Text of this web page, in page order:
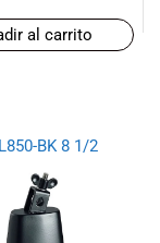
al carrito
BK 8 1/2